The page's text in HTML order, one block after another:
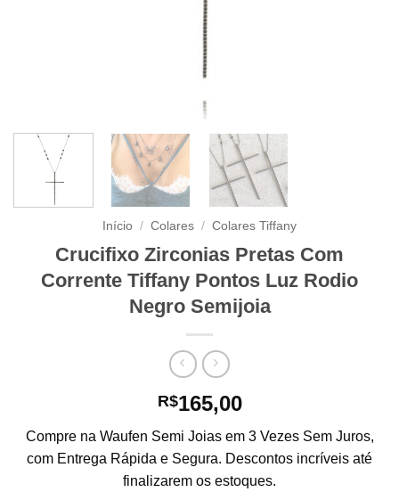
Início / Colares / Colares Tiffany
Crucifixo Zirconias Pretas Com
Corrente Tiffany Pontos Luz Rodio
Negro Semijoia
R$165,00
Compre na Waufen Semi Joias em 3 Vezes Sem Juros,
com Entrega Rápida e Segura. Descontos incríveis até
finalizarem os estoques.